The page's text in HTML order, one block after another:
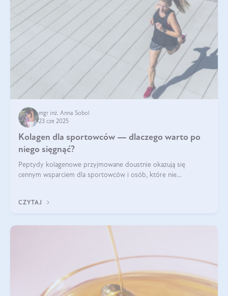
mgr inż. Anna Sobol
23 cze 2025
Kolagen dla sportowców — dlaczego warto po
niego sięgnąć?
Peptydy kolagenowe przyjmowane doustnie okazują się
cennym wsparciem dla sportowców i osób, które nie
CZYTAJ